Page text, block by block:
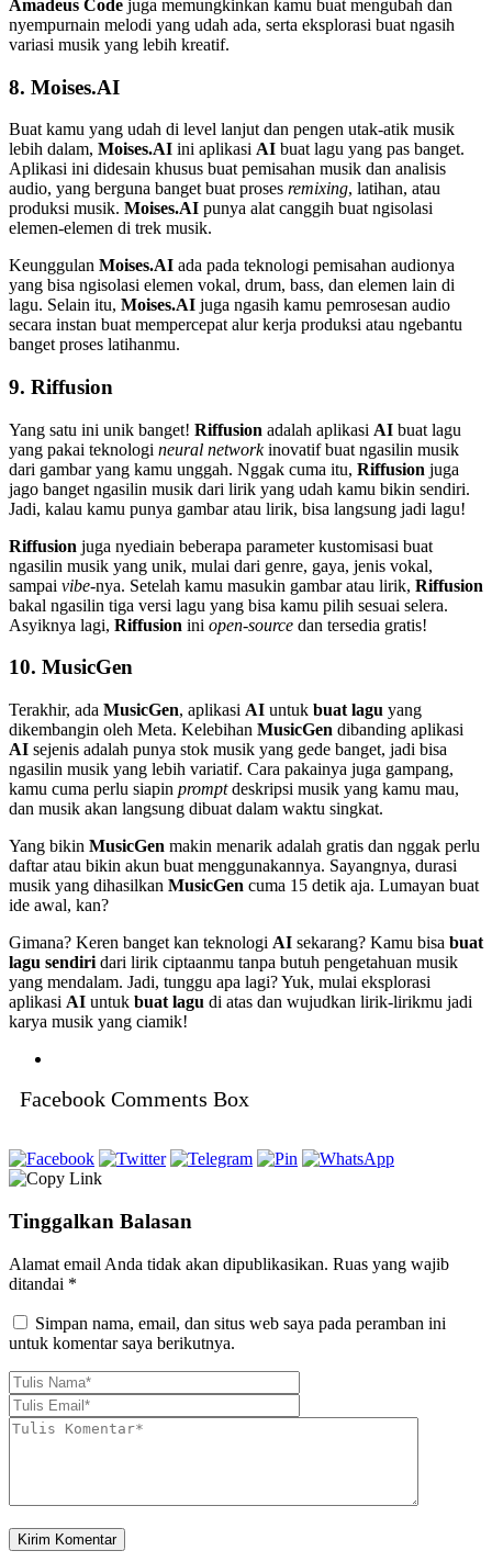
Amadeus Code juga memungkinkan kamu buat mengubah dan
nyempurnain melodi yang udah ada, serta eksplorasi buat ngasih
variasi musik yang lebih kreatif.
8. Moises.AI
Buat kamu yang udah di level lanjut dan pengen utak-atik musik
lebih dalam, Moises.AI ini aplikasi AI buat lagu yang pas banget.
Aplikasi ini didesain khusus buat pemisahan musik dan analisis
audio, yang berguna banget buat proses remixing, latihan, atau
produksi musik. Moises.AI punya alat canggih buat ngisolasi
elemen-elemen di trek musik.
Keunggulan Moises.AI ada pada teknologi pemisahan audionya
yang bisa ngisolasi elemen vokal, drum, bass, dan elemen lain di
lagu. Selain itu, Moises.AI juga ngasih kamu pemrosesan audio
secara instan buat mempercepat alur kerja produksi atau ngebantu
banget proses latihanmu.
9. Riffusion
Yang satu ini unik banget! Riffusion adalah aplikasi AI buat lagu
yang pakai teknologi neural networkinovatif buat ngasilin musik
dari gambar yang kamu unggah. Nggak cuma itu, Riffusion juga
jago banget ngasilin musik dari lirik yang udah kamu bikin sendiri.
Jadi, kalau kamu punya gambar atau lirik, bisa langsung jadi lagu!
Riffusion juga nyediain beberapa parameter kustomisasi buat
ngasilin musik yang unik, mulai dari genre, gaya, jenis vokal,
sampai vibe-nya. Setelah kamu masukin gambar atau lirik, Riffusion
bakal ngasilin tiga versi lagu yang bisa kamu pilih sesuai selera.
Asyiknya lagi, Riffusion ini open-source dan tersedia gratis!
10. MusicGen
Terakhir, ada MusicGen, aplikasi AI untuk buat lagu yang
dikembangin oleh Meta. Kelebihan MusicGen dibanding aplikasi
AI sejenis adalah punya stok musik yang gede banget, jadi bisa
ngasilin musik yang lebih variatif. Cara pakainya juga gampang,
kamu cuma perlu siapin promptdeskripsi musik yang kamu mau,
dan musik akan langsung dibuat dalam waktu singkat.
Yang bikin MusicGen makin menarik adalah gratis dan nggak perlu
daftar atau bikin akun buat menggunakannya. Sayangnya, durasi
musik yang dihasilkan MusicGen cuma 15 detik aja. Lumayan buat
ide awal, kan?
Gimana? Keren banget kan teknologi AI sekarang? Kamu bisa buat
lagu sendiri dari lirik ciptaanmu tanpa butuh pengetahuan musik
yang mendalam. Jadi, tunggu apa lagi? Yuk, mulai eksplorasi
aplikasi AI untuk buat lagu di atas dan wujudkan lirik-lirikmu jadi
karya musik yang ciamik!
Facebook Comments Box
Tinggalkan Balasan
Alamat email Anda tidak akan dipublikasikan. Ruas yang wajib
ditandai *
Simpan nama, email, dan situs web saya pada peramban ini
untuk komentar saya berikutnya.